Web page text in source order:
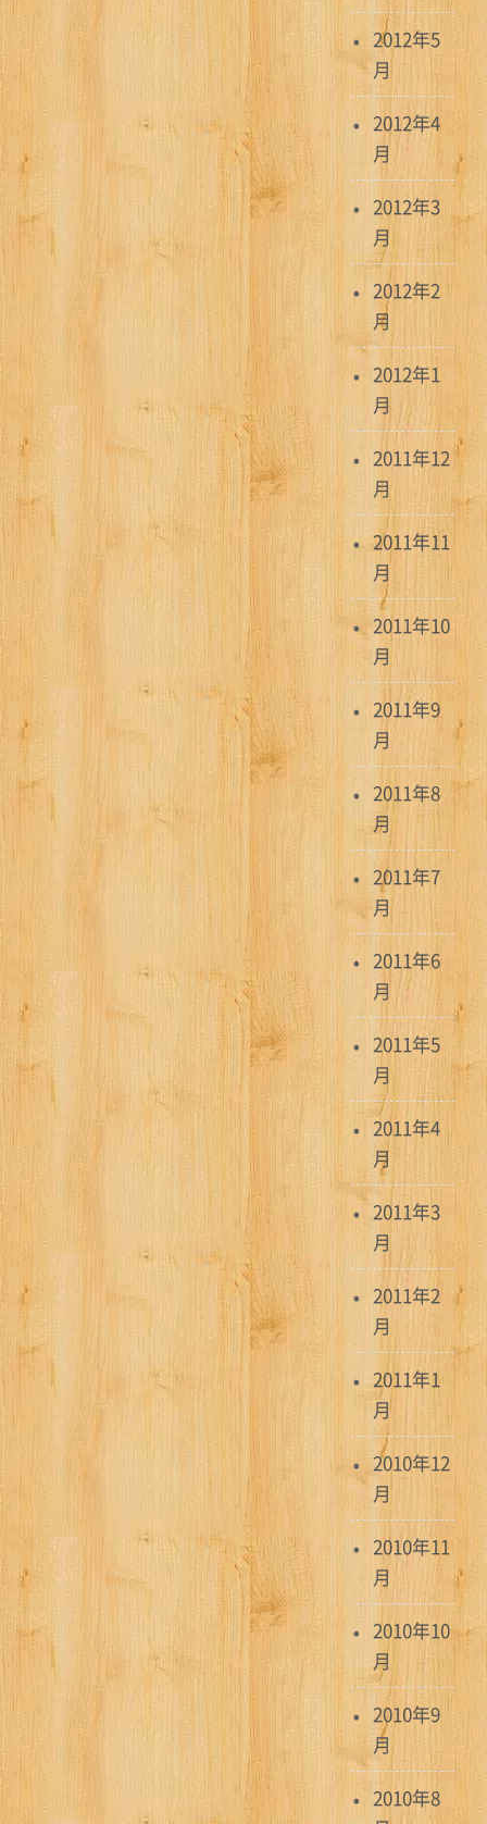
2012年5
月
2012年4
月
2012年3
月
2012年2
月
2012年1
月
2011年12
月
2011年11
月
2011年10
月
2011年9
月
2011年8
月
2011年7
月
2011年6
月
2011年5
月
2011年4
月
2011年3
月
2011年2
月
2011年1
月
2010年12
月
2010年11
月
2010年10
月
2010年9
月
2010年8